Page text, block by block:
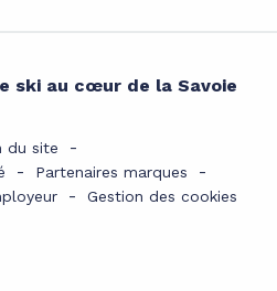
ski au cœur de la Savoie
du site
Partenaires marques
Gestion des cookies